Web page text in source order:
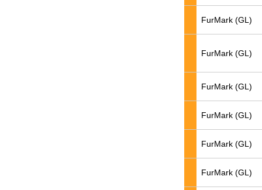
FurMark (GL)
FurMark (GL)
FurMark (GL)
FurMark (GL)
FurMark (GL)
FurMark (GL)